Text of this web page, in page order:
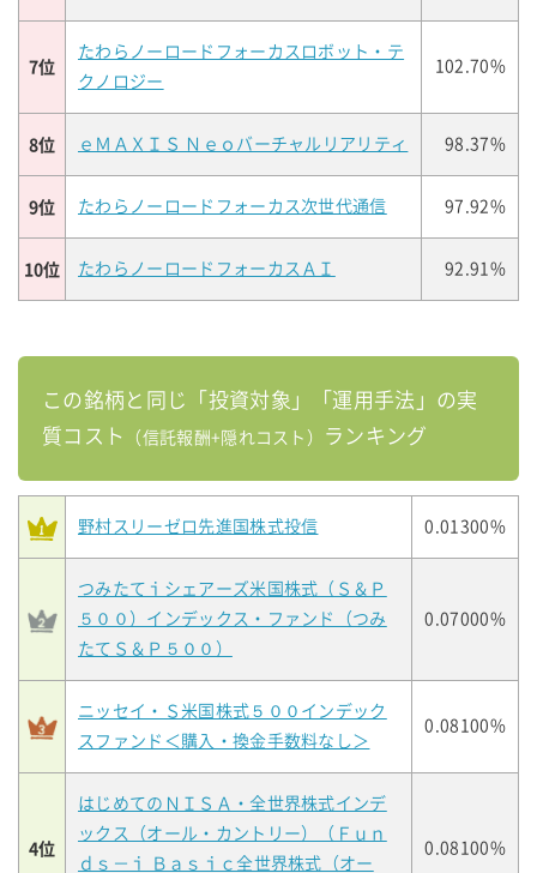
7位
たわらノーロードフォーカスロボット・テ
クノロジー
102.70%
8位 ｅＭＡＸＩＳ Ｎｅｏバーチャルリアリティ 98.37%
9位 たわらノーロードフォーカス次世代通信 97.92%
10位 たわらノーロードフォーカスＡＩ 92.91%
この銘柄と同じ「投資対象」「運用手法」の実
質コスト
（信託報酬+隠れコスト） ランキング
野村スリーゼロ先進国株式投信 0.01300%
つみたてｉシェアーズ米国株式（Ｓ＆Ｐ
５００）インデックス・ファンド（つみ
たてＳ＆Ｐ５００）
0.07000%
ニッセイ・Ｓ米国株式５００インデック
スファンド＜購入・換金手数料なし＞
0.08100%
4位
はじめてのＮＩＳＡ・全世界株式インデ
ックス（オール・カントリー）（Ｆｕｎ
ｄｓ－ｉ Ｂａｓｉｃ全世界株式（オー
0.08100%